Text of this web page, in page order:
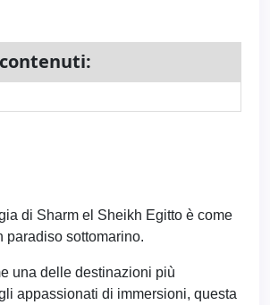
di Sharm el Sheikh Egitto è come
paradiso sottomarino.
una delle destinazioni più
appassionati di immersioni, questa